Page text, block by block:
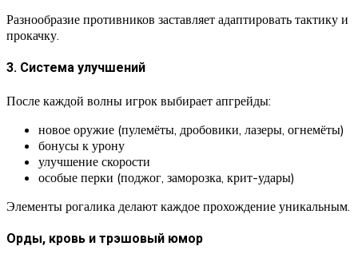
Разнообразие противников заставляет адаптировать тактику и
прокачку.
3. Система улучшений
После каждой волны игрок выбирает апгрейды:
новое оружие (пулемёты, дробовики, лазеры, огнемёты)
бонусы к урону
улучшение скорости
особые перки (поджог, заморозка, крит-удары)
Элементы рогалика делают каждое прохождение уникальным.
Орды, кровь и трэшовый юмор